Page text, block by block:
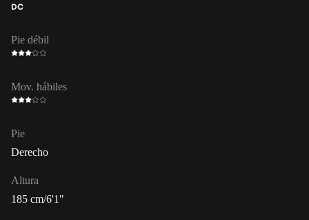
DC
Pie débil
Mov. hábiles
Pie
Derecho
Altura
185 cm/6'1"